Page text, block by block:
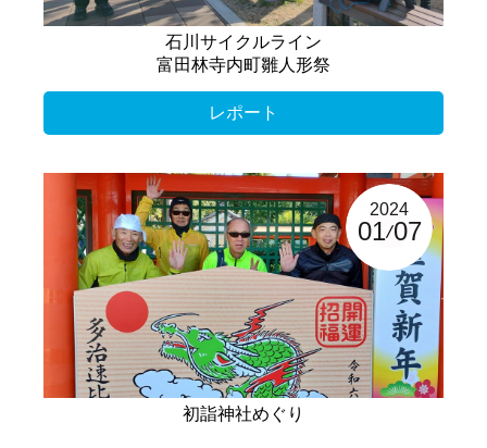
石川サイクルライン
富田林寺内町雛人形祭
レポート
2024
01 07
初詣神社めぐり